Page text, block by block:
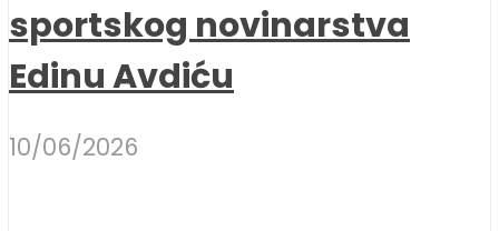
sportskog novinarstva
Edinu Avdiću
10/06/2026